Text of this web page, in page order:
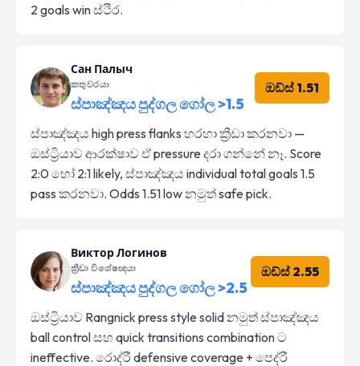
2 goals win ස්ථිර.
Сан Палыч
කතුවරයා
ස්පාඤ්ඤය පුද්ගල ගෝල >1.5
ඔඩ්ස් 1.51
ස්පාඤ්ඤය high press flanks හරහා ක්‍රීඩා කරනවා —
ඔස්ට්‍රියාව ආරක්ෂාව ඒ pressure දරා ගන්නේ නෑ. Score
2:0 හෝ 2:1 likely, ස්පාඤ්ඤය individual total goals 1.5
pass කරනවා. Odds 1.51 low නමුත් safe pick.
Виктор Логинов
ක්‍රීඩා විශේෂඥයා
ස්පාඤ්ඤය පුද්ගල ගෝල >2.5
ඔඩ්ස් 2.55
ඔස්ට්‍රියාව Rangnick press style solid නමුත් ස්පාඤ්ඤය
ball control සහ quick transitions combination ට
ineffective. රොද්රී defensive coverage + පෙද්රී